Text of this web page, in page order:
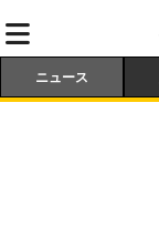
ニュース